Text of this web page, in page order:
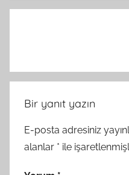
Bir yanıt yazın
E-posta adresiniz
alanlar * ile